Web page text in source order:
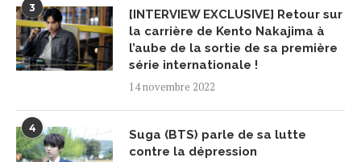
3
[INTERVIEW EXCLUSIVE] Retour sur
la carrière de Kento Nakajima à
l’aube de la sortie de sa première
série internationale !
14 novembre 2022
4
Suga (BTS) parle de sa lutte
contre la dépression